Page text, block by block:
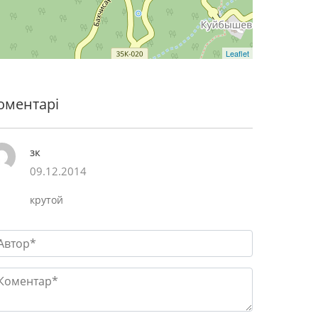
Leaflet
зк
09.12.2014
крутой